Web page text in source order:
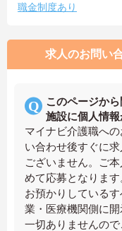
職金制度あり
求人のお問い
このページか
施設に個人情
マイナビ介護職へ
い合わせ後すぐに
ございません。ご
めて応募となります
お預かりしている
業・医療機関側に
一切ありませんので